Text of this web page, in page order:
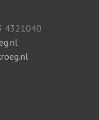
4321040